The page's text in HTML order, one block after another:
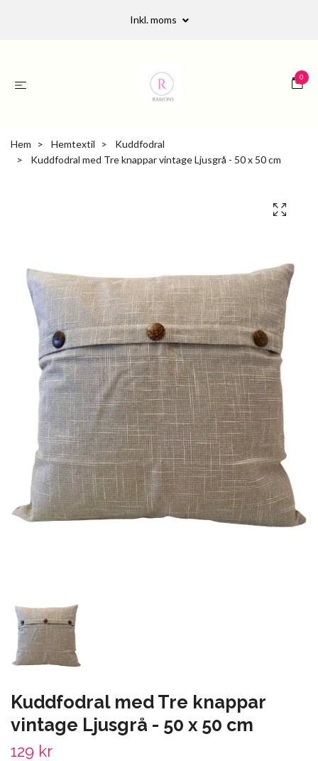
Inkl. moms
0
Hem Hemtextil
Kuddfodral
Kuddfodral med Tre knappar vintage Ljusgrå - 50 x 50 cm
Kuddfodral med Tre knappar
vintage Ljusgrå - 50 x 50 cm
129 kr